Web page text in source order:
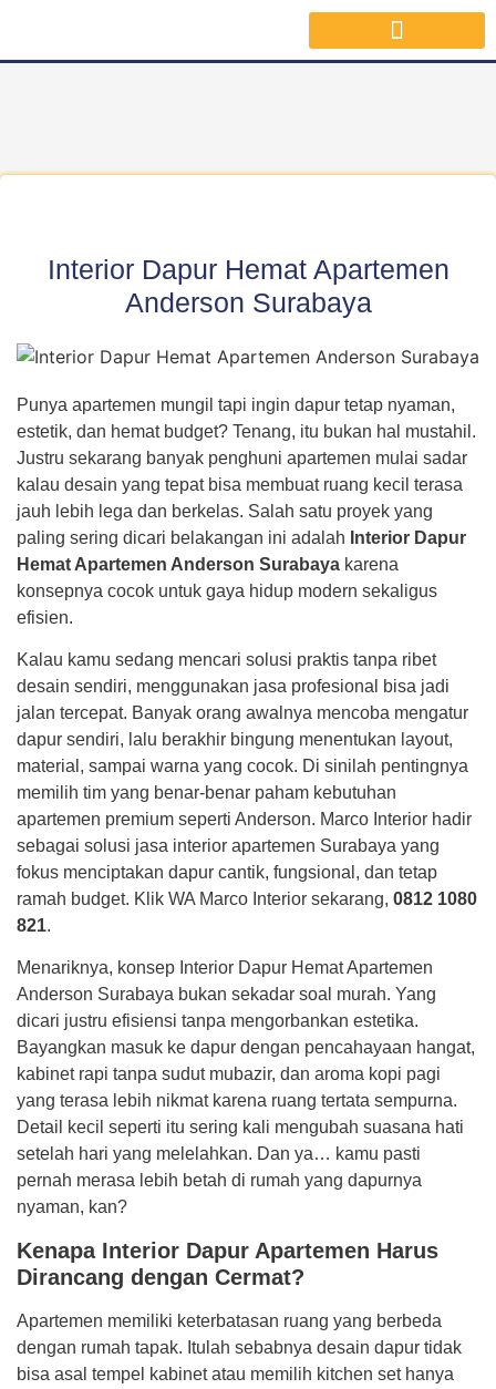
Interior Dapur Hemat Apartemen
Anderson Surabaya
Punya apartemen mungil tapi ingin dapur tetap nyaman,
estetik, dan hemat budget? Tenang, itu bukan hal mustahil.
Justru sekarang banyak penghuni apartemen mulai sadar
kalau desain yang tepat bisa membuat ruang kecil terasa
jauh lebih lega dan berkelas. Salah satu proyek yang
paling sering dicari belakangan ini adalah Interior Dapur
Hemat Apartemen Anderson Surabaya karena
konsepnya cocok untuk gaya hidup modern sekaligus
efisien.
Kalau kamu sedang mencari solusi praktis tanpa ribet
desain sendiri, menggunakan jasa profesional bisa jadi
jalan tercepat. Banyak orang awalnya mencoba mengatur
dapur sendiri, lalu berakhir bingung menentukan layout,
material, sampai warna yang cocok. Di sinilah pentingnya
memilih tim yang benar-benar paham kebutuhan
apartemen premium seperti Anderson. Marco Interior hadir
sebagai solusi jasa interior apartemen Surabaya yang
fokus menciptakan dapur cantik, fungsional, dan tetap
ramah budget. Klik WA Marco Interior sekarang, 0812 1080
821.
Menariknya, konsep Interior Dapur Hemat Apartemen
Anderson Surabaya bukan sekadar soal murah. Yang
dicari justru efisiensi tanpa mengorbankan estetika.
Bayangkan masuk ke dapur dengan pencahayaan hangat,
kabinet rapi tanpa sudut mubazir, dan aroma kopi pagi
yang terasa lebih nikmat karena ruang tertata sempurna.
Detail kecil seperti itu sering kali mengubah suasana hati
setelah hari yang melelahkan. Dan ya… kamu pasti
pernah merasa lebih betah di rumah yang dapurnya
nyaman, kan?
Kenapa Interior Dapur Apartemen Harus
Dirancang dengan Cermat?
Apartemen memiliki keterbatasan ruang yang berbeda
dengan rumah tapak. Itulah sebabnya desain dapur tidak
bisa asal tempel kabinet atau memilih kitchen set hanya